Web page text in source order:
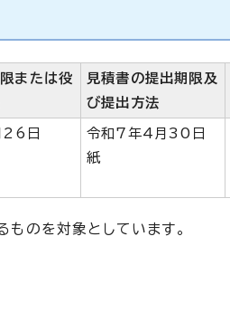
または役
見積書の提出期限及
び提出方法
26日
令和7年4月30日
紙
のを対象としています。